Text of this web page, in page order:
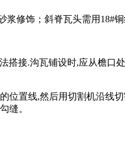
修饰；斜脊瓦头需用18#铜
搭接.沟瓦铺设时,应从檐口
位置线,然后用切割机沿线
缝。